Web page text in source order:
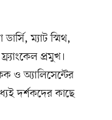
ম্যাট স্মিথ,
প্রমুখ।
ও অ্যালিসেন্টের
দর্শকদের কাছে